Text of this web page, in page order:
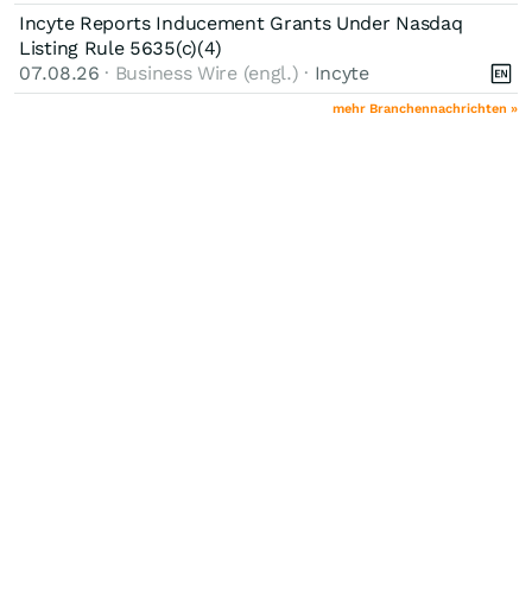
Incyte Reports Inducement Grants Under Nasdaq
Listing Rule 5635(c)(4)
07.08.26 · Business Wire (engl.) · Incyte
mehr Branchennachrichten »